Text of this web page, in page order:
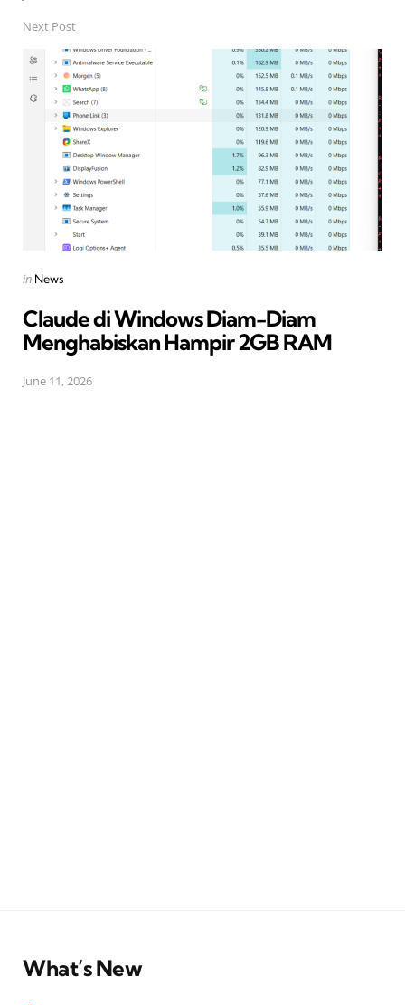
Next Post
Posted
in News
Claude di Windows Diam-Diam
Menghabiskan Hampir 2GB RAM
June 11, 2026
What’s New